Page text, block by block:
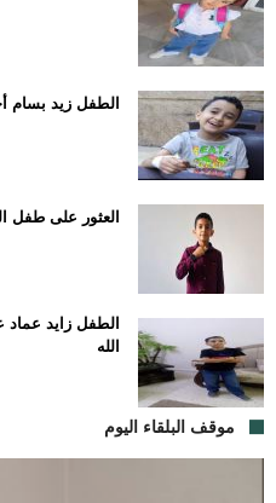
الطفل زيد بسام
العثور على طفل
الطفل زايد عماد
الله
موقف البلقاء اليوم